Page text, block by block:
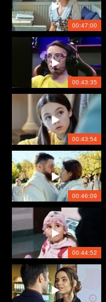
00:47:00
00:43:35
00:43:54
00:46:09
00:44:52